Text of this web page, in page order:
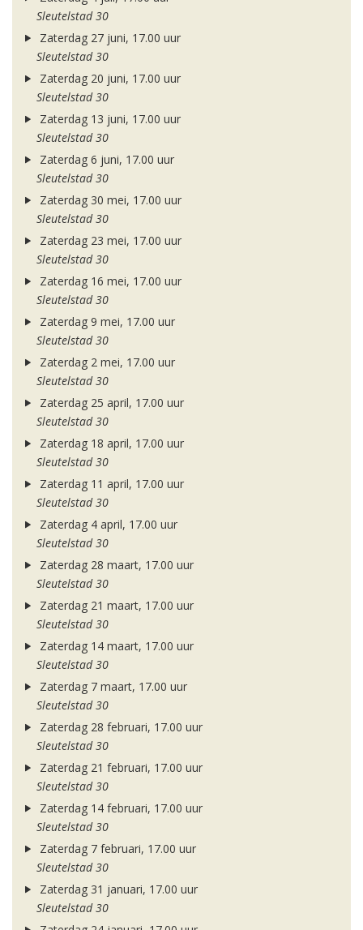
Sleutelstad 30
Zaterdag 27 juni, 17.00 uur
Sleutelstad 30
Zaterdag 20 juni, 17.00 uur
Sleutelstad 30
Zaterdag 13 juni, 17.00 uur
Sleutelstad 30
Zaterdag 6 juni, 17.00 uur
Sleutelstad 30
Zaterdag 30 mei, 17.00 uur
Sleutelstad 30
Zaterdag 23 mei, 17.00 uur
Sleutelstad 30
Zaterdag 16 mei, 17.00 uur
Sleutelstad 30
Zaterdag 9 mei, 17.00 uur
Sleutelstad 30
Zaterdag 2 mei, 17.00 uur
Sleutelstad 30
Zaterdag 25 april, 17.00 uur
Sleutelstad 30
Zaterdag 18 april, 17.00 uur
Sleutelstad 30
Zaterdag 11 april, 17.00 uur
Sleutelstad 30
Zaterdag 4 april, 17.00 uur
Sleutelstad 30
Zaterdag 28 maart, 17.00 uur
Sleutelstad 30
Zaterdag 21 maart, 17.00 uur
Sleutelstad 30
Zaterdag 14 maart, 17.00 uur
Sleutelstad 30
Zaterdag 7 maart, 17.00 uur
Sleutelstad 30
Zaterdag 28 februari, 17.00 uur
Sleutelstad 30
Zaterdag 21 februari, 17.00 uur
Sleutelstad 30
Zaterdag 14 februari, 17.00 uur
Sleutelstad 30
Zaterdag 7 februari, 17.00 uur
Sleutelstad 30
Zaterdag 31 januari, 17.00 uur
Sleutelstad 30